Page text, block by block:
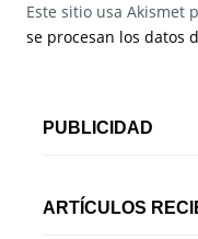
Este sitio usa Akismet
se procesan los datos
PUBLICIDAD
ARTÍCULOS